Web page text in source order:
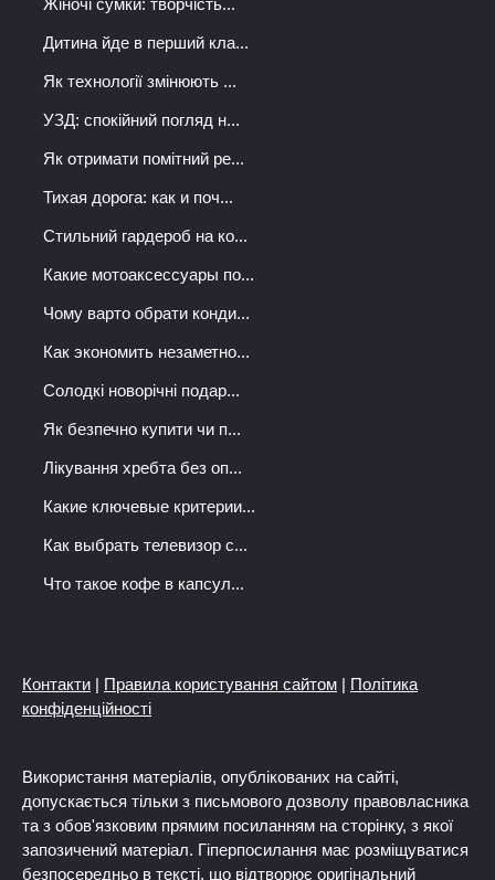
Дитина йде в перший кла...
Як технології змінюють ...
УЗД: спокійний погляд н...
Як отримати помітний ре...
Тихая дорога: как и поч...
Стильний гардероб на ко...
Какие мотоаксессуары по...
Чому варто обрати конди...
Как экономить незаметно...
Солодкі новорічні подар...
Як безпечно купити чи п...
Лікування хребта без оп...
Какие ключевые критерии...
Как выбрать телевизор с...
Что такое кофе в капсул...
Контакти | Правила користування сайтом | Політика
конфіденційності
Використання матеріалів, опублікованих на сайті,
допускається тільки з письмового дозволу правовласника
та з обов'язковим прямим посиланням на сторінку, з якої
запозичений матеріал. Гіперпосилання має розміщуватися
безпосередньо в тексті, що відтворює оригінальний